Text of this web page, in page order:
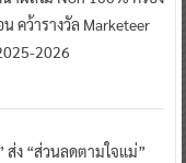
คว้ารางวัล Marketeer
2026
ง “ส่วนลดตามใจแม่”